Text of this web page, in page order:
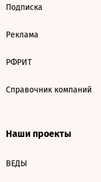
Подписка
Реклама
РФРИТ
Справочник компаний
Наши проекты
ВЕДЫ